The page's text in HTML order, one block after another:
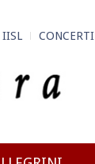
IISL CONCERTI